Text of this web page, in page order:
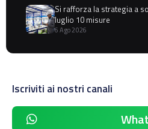
Si rafforza la strategia a
luglio 10 misure
6 Ago 2026
Iscriviti ai nostri canali